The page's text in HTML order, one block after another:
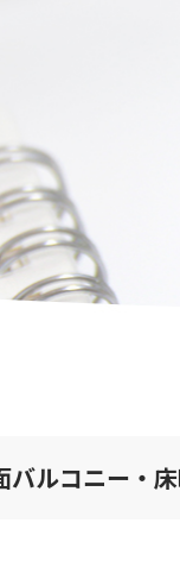
バルコニー・